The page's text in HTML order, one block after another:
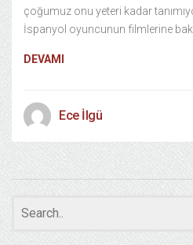
çoğumuz onu yeteri kadar
İspanyol oyuncunun filmlerine
DEVAMI
Ece İlgü